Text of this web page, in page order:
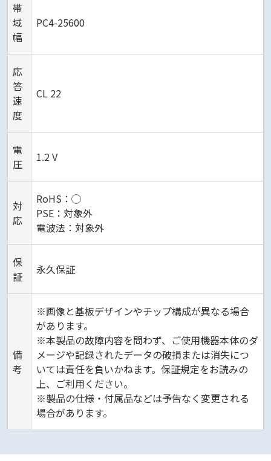
帯
域
幅
PC4-25600
応
答
速
度
CL 22
電
圧
1.2 V
対
応
RoHS：◯
PSE：対象外
電波法：対象外
保
証
永久保証
備
考
※画像と基板デザインやチップ構成が異なる場合
があります。
※本製品の故障内容を問わず、ご使用機器本体のダ
メージや記録されたデータの破損または消失につ
いては責任を負いかねます。保証規定をお読みの
上、ご利用ください。
※製品の仕様・付属品などは予告なく変更される
場合があります。